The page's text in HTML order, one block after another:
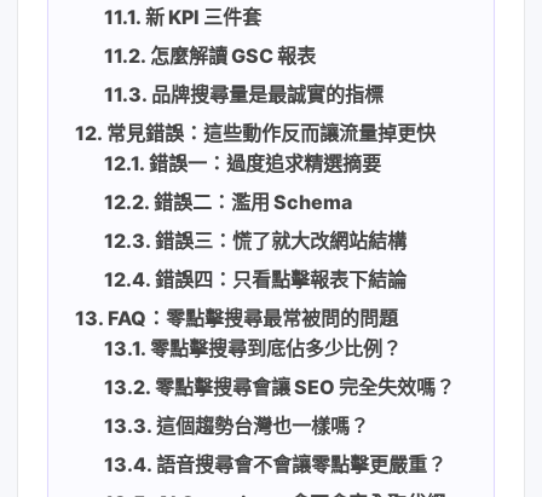
新 KPI 三件套
怎麼解讀 GSC 報表
品牌搜尋量是最誠實的指標
常見錯誤：這些動作反而讓流量掉更快
錯誤一：過度追求精選摘要
錯誤二：濫用 Schema
錯誤三：慌了就大改網站結構
錯誤四：只看點擊報表下結論
FAQ：零點擊搜尋最常被問的問題
零點擊搜尋到底佔多少比例？
零點擊搜尋會讓 SEO 完全失效嗎？
這個趨勢台灣也一樣嗎？
語音搜尋會不會讓零點擊更嚴重？